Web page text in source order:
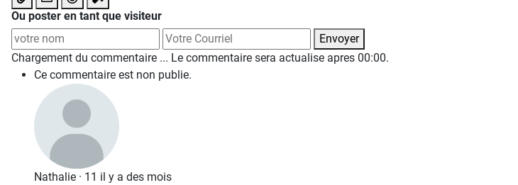
Ou poster en tant que visiteur
Envoyer
Chargement du commentaire ... Le commentaire sera actualise apres 00:00.
Ce commentaire est non publie.
Nathalie · 11 il y a des mois